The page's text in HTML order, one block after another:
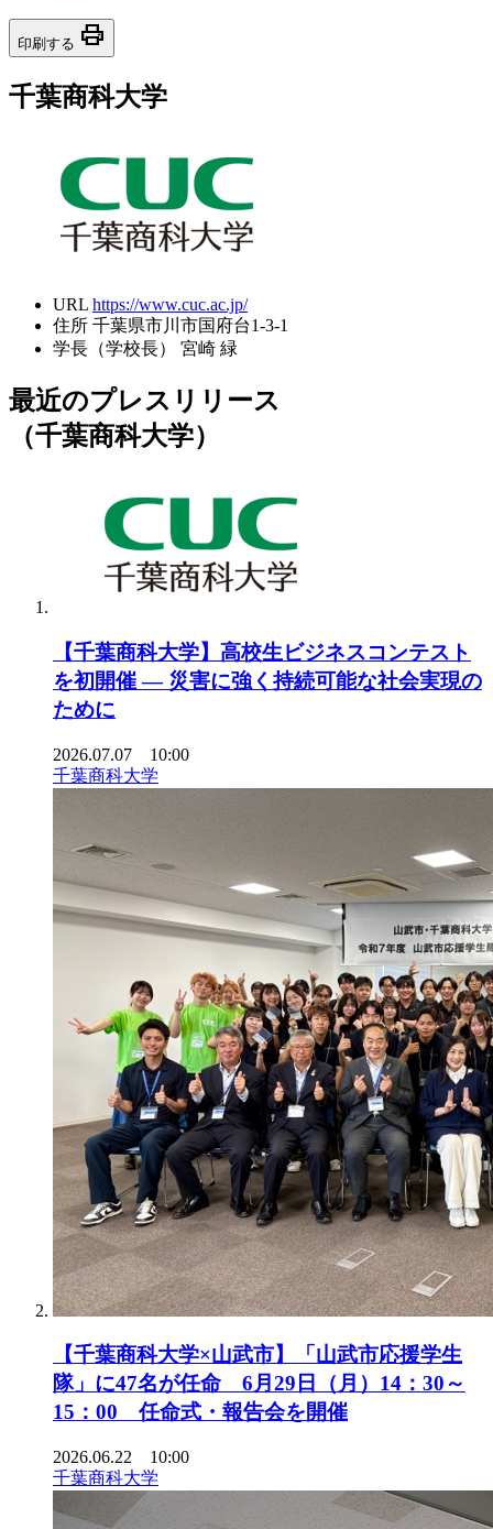
印刷する print
千葉商科大学
URL https://www.cuc.ac.jp/
住所 千葉県市川市国府台1-3-1
学長（学校長）
宮崎 緑
最近のプレスリリース
（千葉商科大学）
【千葉商科大学】高校生ビジネスコンテスト
を初開催 ― 災害に強く持続可能な社会実現の
ために
2026.07.07 10:00
千葉商科大学
【千葉商科大学×山武市】「山武市応援学生
隊」に47名が任命 6月29日（月）14：30～
15：00 任命式・報告会を開催
2026.06.22 10:00
千葉商科大学